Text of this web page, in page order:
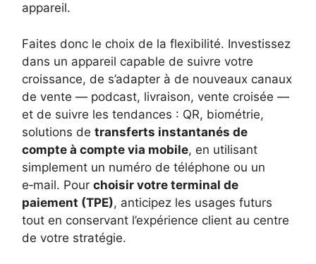
appareil.
Faites donc le choix de la flexibilité. Investissez
dans un appareil capable de suivre votre
croissance, de s’adapter à de nouveaux canaux
de vente — podcast, livraison, vente croisée —
et de suivre les tendances : QR, biométrie,
solutions de transferts instantanés de
compte à compte via mobile, en utilisant
simplement un numéro de téléphone ou un
e‑mail. Pour choisir votre terminal de
paiement (TPE), anticipez les usages futurs
tout en conservant l’expérience client au centre
de votre stratégie.